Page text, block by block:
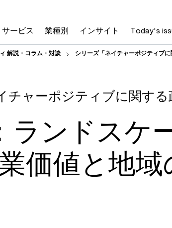
サービス 業種別 インサイト Today's
解説・コラム・対談 シリーズ「ネイチャーポジティブ
チャーポジティブに関する
ランドスケ
価値と地